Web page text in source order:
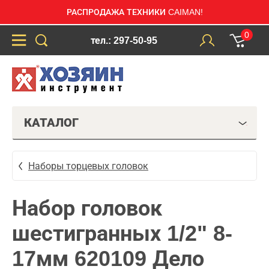
РАСПРОДАЖА ТЕХНИКИ CAIMAN!
тел.: 297-50-95
0
КАТАЛОГ
Наборы торцевых головок
Набор головок
шестигранных 1/2" 8-
17мм 620109 Дело